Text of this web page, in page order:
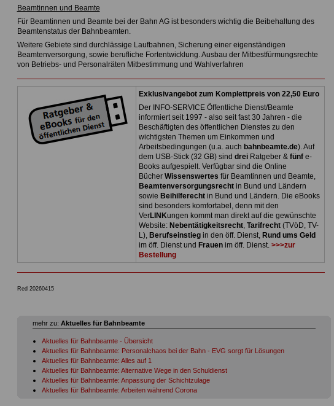
Beamtinnen und Beamte
Für Beamtinnen und Beamte bei der Bahn AG ist besonders wichtig die Beibehaltung des
Beamtenstatus der Bahnbeamten.
Weitere Gebiete sind durchlässige Laufbahnen, Sicherung einer eigenständigen
Beamtenversorgung, sowie berufliche Fortentwicklung. Ausbau der Mitbestfürmungsrechte
von Betriebs- und Personalräten Mitbestimmung und Wahlverfahren
Exklusivangebot zum Komplettpreis von 22,50 Euro
Der INFO-SERVICE Öffentliche Dienst/Beamte
informiert seit 1997 - also seit fast 30 Jahren - die
Beschäftigten des öffentlichen Dienstes zu den
wichtigsten Themen um Einkommen und
Arbeitsbedingungen (u.a. auch bahnbeamte.de). Auf
dem USB-Stick (32 GB) sind drei Ratgeber & fünf e-
Books aufgespielt. Verfügbar sind die Online
Bücher Wissenswertes für Beamtinnen und Beamte,
Beamtenversorgungsrechtin Bund und Ländern
sowie Beihilferechtin Bund und Ländern. Die eBooks
sind besonders komfortabel, denn mit den
VerLINKungen kommt man direkt auf die gewünschte
Website: Nebentätigkeitsrecht, Tarifrecht (TVöD, TV-
L), Berufseinstieg in den öff. Dienst, Rund ums Geld
im öff. Dienst und Frauen im öff. Dienst. >>>zur
Bestellung
Red 20260415
mehr zu: Aktuelles für Bahnbeamte
Aktuelles für Bahnbeamte - Übersicht
Aktuelles für Bahnbeamte: Personalchaos bei der Bahn - EVG sorgt für Lösungen
Aktuelles für Bahnbeamte: Alles auf 1
Aktuelles für Bahnbeamte: Alternative Wege in den Schuldienst
Aktuelles für Bahnbeamte: Anpassung der Schichtzulage
Aktuelles für Bahnbeamte: Arbeiten während Corona